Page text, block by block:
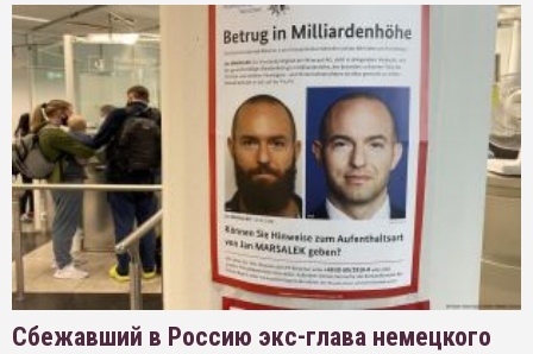
Сбежавший в Россию экс-глава немецкого